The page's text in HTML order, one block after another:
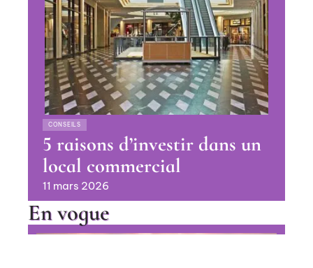
CONSEILS
5 raisons d’investir dans un
local commercial
11 mars 2026
En vogue